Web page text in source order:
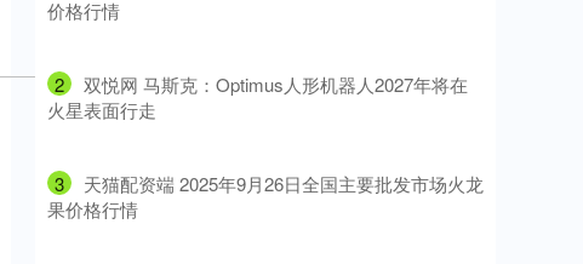
价格行情
2
​双悦网 马斯克：Optimus人形机器人2027年将在
火星表面行走
3
​天猫配资端 2025年9月26日全国主要批发市场火龙
果价格行情